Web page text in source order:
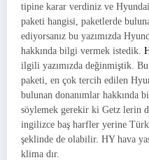
tipine karar verdiniz ve
paketi hangisi, paketlerde
ediyorsanız bu yazımızda
hakkında bilgi vermek istedik.
ilgili yazımızda değinmiştik. Bu
paketi, en çok tercih edilen
bulunan donanımlar hakkında
söylemek gerekir ki Getz lerin
ingilizce baş harfler yerine
şeklinde de olabilir. HY hava
klima dır.